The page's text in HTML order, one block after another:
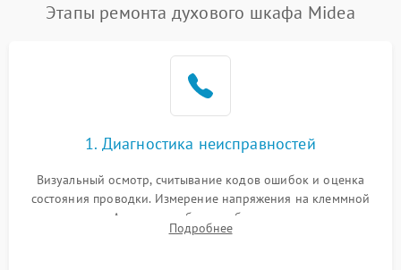
Этапы ремонта духового шкафа Midea
1. Диагностика неисправностей
Визуальный осмотр, считывание кодов ошибок и оценка
состояния проводки. Измерение напряжения на клеммной
колодке. Анализ жалоб на проблемы с нагревом,
конвекцией, панелью управления или блокировкой дверцы.
Подробнее